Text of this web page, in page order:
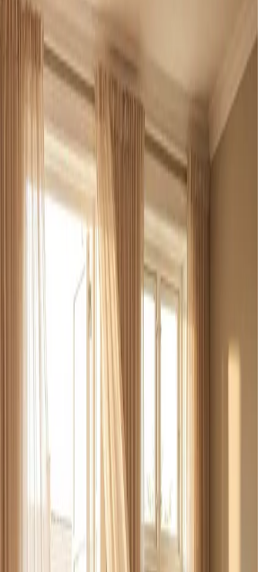
i Skanderborg
til haller, lager eller produktion i
ud, kortlægger behovet og
anlæg der overholder AT-
en serviceaftale der holder det